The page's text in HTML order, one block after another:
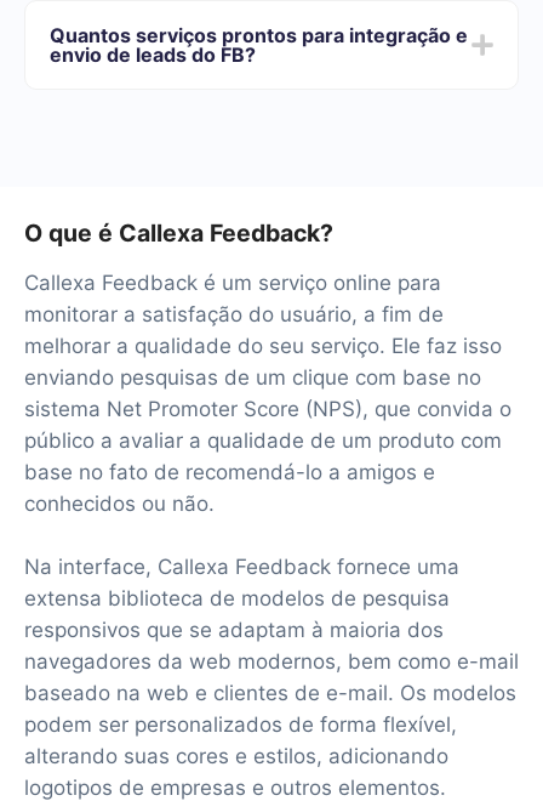
conjunto de recursos que melhor se adapta às suas
necessidades. Além disso, você tem a oportunidade de
Quantos serviços prontos para integração e
envio de leads do FB?
O que é Callexa Feedback?
Callexa Feedback é um serviço online para
monitorar a satisfação do usuário, a fim de
melhorar a qualidade do seu serviço. Ele faz isso
enviando pesquisas de um clique com base no
sistema Net Promoter Score (NPS), que convida o
público a avaliar a qualidade de um produto com
base no fato de recomendá-lo a amigos e
conhecidos ou não.
Na interface, Callexa Feedback fornece uma
extensa biblioteca de modelos de pesquisa
responsivos que se adaptam à maioria dos
navegadores da web modernos, bem como e-mail
baseado na web e clientes de e-mail. Os modelos
podem ser personalizados de forma flexível,
alterando suas cores e estilos, adicionando
logotipos de empresas e outros elementos.